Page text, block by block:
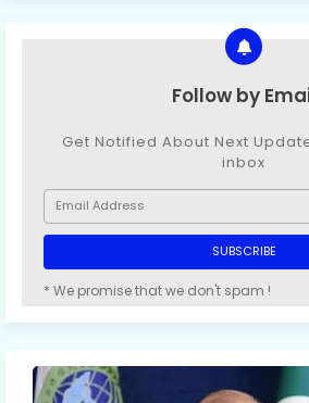
Follow by
Get Notified About Next
inbox
* We promise that we don't spam !